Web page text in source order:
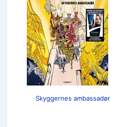
Skyggernes ambassadør